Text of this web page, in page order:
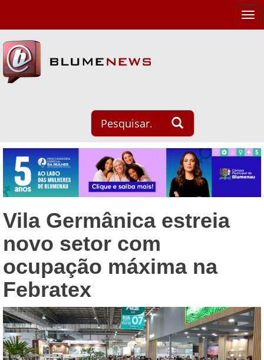
Vila Germânica estreia
novo setor com
ocupação máxima na
Febratex